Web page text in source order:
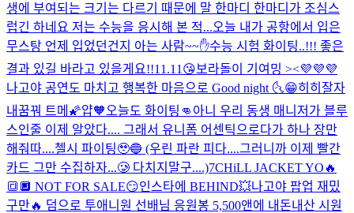
생에 부여되는 크기는 다르기 때문에 말 한마디 한마디가 조심스
럽긴 하네요 저는 수능을 응시해 본 적...오늘 내가 공항에서 입은
무스탕 언제 입었던건지 아는 사람~~✋️수능 시험 화이팅..!!! 좋은
결과 있길 바라고 있을게요!!11.11😘보라돌이 기여밍 ><💜💜💜
나고야 공연도 마치고 행복한 마음으로 Good night 🌜😁히히 잘자
내꿈꿔 트메🌠얍🧡 오늘도 화이팅👊 아니 우리 동생 매니저가 블루
스인줄 이제 알았다.... 그래서 유니폼 어센틱으로다가 하나 장만
해줘따....첼시 파이팅🥹🔵 (우린 파란 피다....그러니까 이제 빨간
카드 그만 수집하자...🥲 다치지말구....)7CHiLL JACKET YO🔥
🔳🔲 NOT FOR SALE😏인스타에 BEHIND💥나고야 팝업 재밌
구만🔥 덤으로 투애니원 선배님 응원봉 5,500앤에 내돈내산 시원